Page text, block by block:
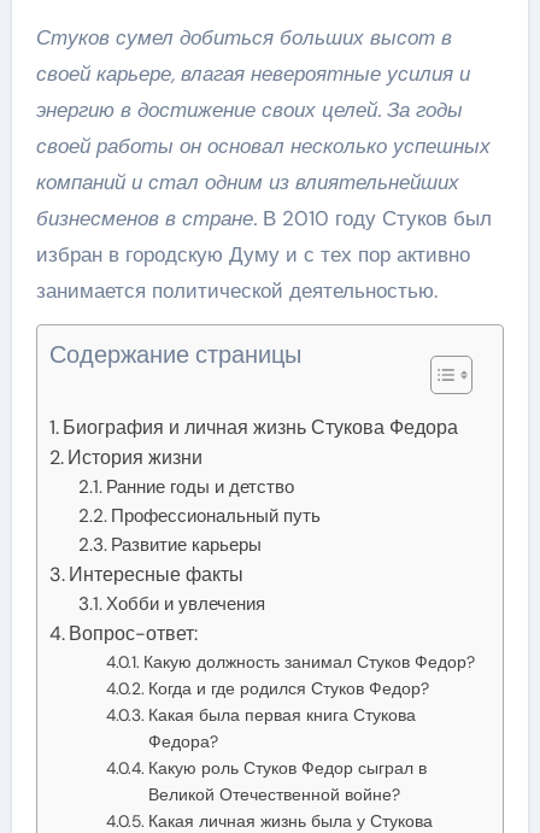
Стуков сумел добиться больших высот в
своей карьере, влагая невероятные усилия и
энергию в достижение своих целей. За годы
своей работы он основал несколько успешных
компаний и стал одним из влиятельнейших
бизнесменов в стране.В 2010 году Стуков был
избран в городскую Думу и с тех пор активно
занимается политической деятельностью.
Содержание страницы
Биография и личная жизнь Стукова Федора
История жизни
Ранние годы и детство
Профессиональный путь
Развитие карьеры
Интересные факты
Хобби и увлечения
Вопрос-ответ:
Какую должность занимал Стуков Федор?
Когда и где родился Стуков Федор?
Какая была первая книга Стукова
Федора?
Какую роль Стуков Федор сыграл в
Великой Отечественной войне?
Какая личная жизнь была у Стукова